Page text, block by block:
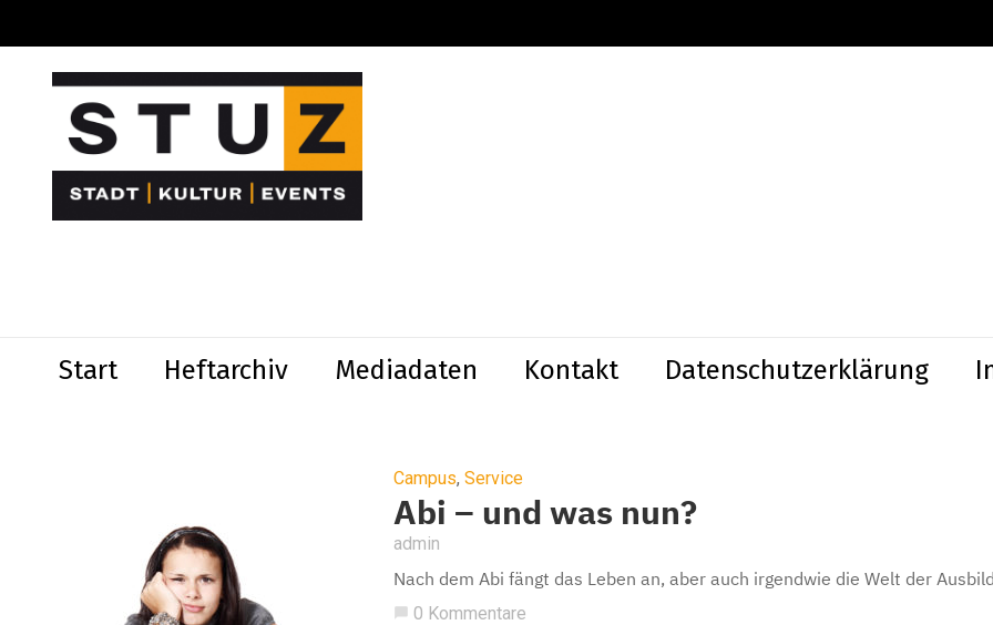
Start Heftarchiv Mediadaten Kontakt Datenschutzerklärung
Campus, Service
Abi – und was nun?
admin
Nach dem Abi fängt das Leben an, aber auch irgendwie die Welt der
chat_bubble 0 Kommentare